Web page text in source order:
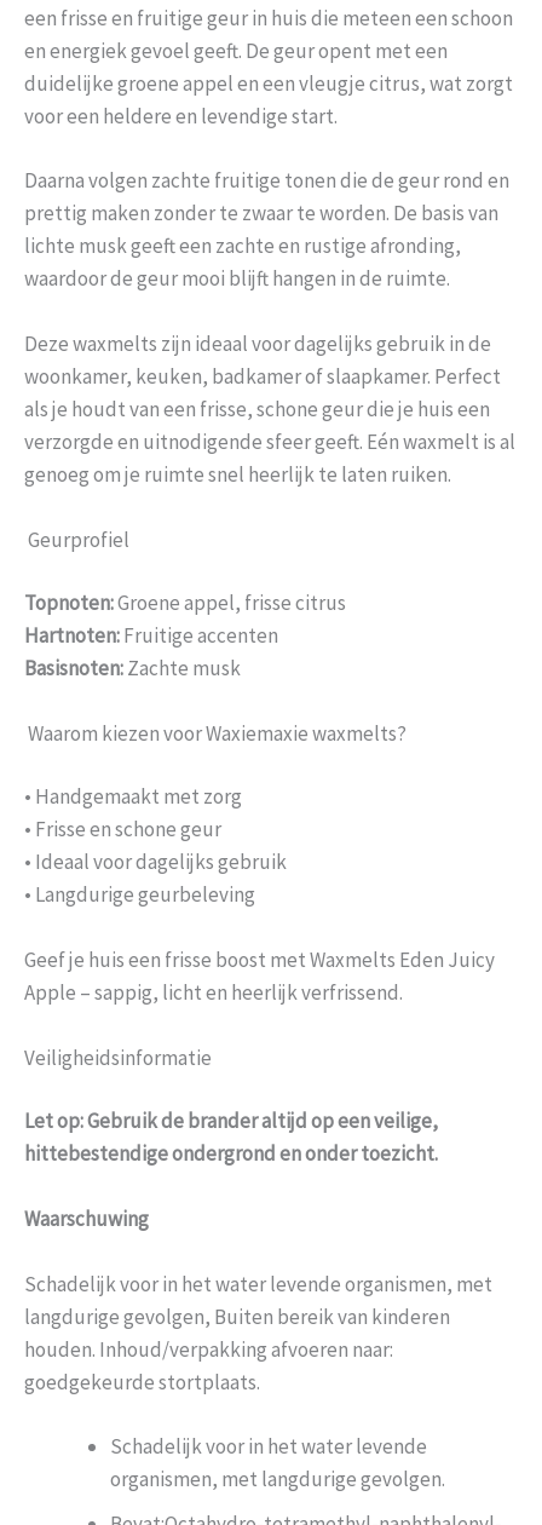
een frisse en fruitige geur in huis die meteen een schoon
en energiek gevoel geeft. De geur opent met een
duidelijke groene appel en een vleugje citrus, wat zorgt
voor een heldere en levendige start.
Daarna volgen zachte fruitige tonen die de geur rond en
prettig maken zonder te zwaar te worden. De basis van
lichte musk geeft een zachte en rustige afronding,
waardoor de geur mooi blijft hangen in de ruimte.
Deze waxmelts zijn ideaal voor dagelijks gebruik in de
woonkamer, keuken, badkamer of slaapkamer. Perfect
als je houdt van een frisse, schone geur die je huis een
verzorgde en uitnodigende sfeer geeft. Eén waxmelt is al
genoeg om je ruimte snel heerlijk te laten ruiken.
Geurprofiel
Topnoten:Groene appel, frisse citrus
Hartnoten:Fruitige accenten
Basisnoten:Zachte musk
Waarom kiezen voor Waxiemaxie waxmelts?
• Handgemaakt met zorg
• Frisse en schone geur
• Ideaal voor dagelijks gebruik
• Langdurige geurbeleving
Geef je huis een frisse boost met Waxmelts Eden Juicy
Apple – sappig, licht en heerlijk verfrissend.
Veiligheidsinformatie
Let op: Gebruik de brander altijd op een veilige,
hittebestendige ondergrond en onder toezicht.
Waarschuwing
Schadelijk voor in het water levende organismen, met
langdurige gevolgen, Buiten bereik van kinderen
houden. Inhoud/verpakking afvoeren naar:
goedgekeurde stortplaats.
Schadelijk voor in het water levende
organismen, met langdurige gevolgen.